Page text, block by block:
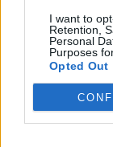
I want to
Retention,
Personal
Purposes
Opted Out
kötéslistái